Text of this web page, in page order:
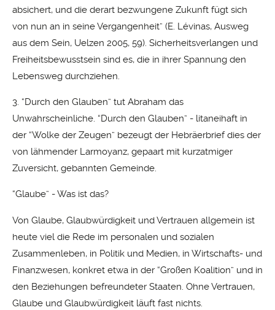
absichert, und die derart bezwungene Zukunft fügt sich
von nun an in seine Vergangenheit” (E. Lévinas, Ausweg
aus dem Sein, Uelzen 2005, 59). Sicherheitsverlangen und
Freiheitsbewusstsein sind es, die in ihrer Spannung den
Lebensweg durchziehen.
3. “Durch den Glauben” tut Abraham das
Unwahrscheinliche. “Durch den Glauben” - litaneihaft in
der “Wolke der Zeugen” bezeugt der Hebräerbrief dies der
von lähmender Larmoyanz, gepaart mit kurzatmiger
Zuversicht, gebannten Gemeinde.
“Glaube” - Was ist das?
Von Glaube, Glaubwürdigkeit und Vertrauen allgemein ist
heute viel die Rede im personalen und sozialen
Zusammenleben, in Politik und Medien, in Wirtschafts- und
Finanzwesen, konkret etwa in der “Großen Koalition” und in
den Beziehungen befreundeter Staaten. Ohne Vertrauen,
Glaube und Glaubwürdigkeit läuft fast nichts.